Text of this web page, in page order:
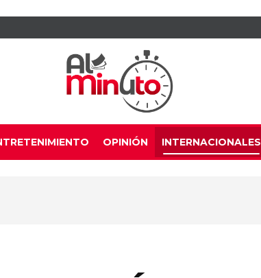
OPINIÓN INTERNACIONALES